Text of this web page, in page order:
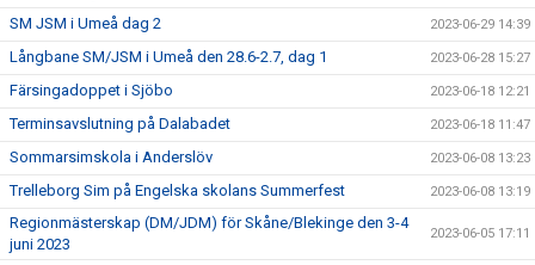
SM JSM i Umeå dag 2 2023-06-29 14:39
Långbane SM/JSM i Umeå den 28.6-2.7, dag 1 2023-06-28 15:27
Färsingadoppet i Sjöbo 2023-06-18 12:21
Terminsavslutning på Dalabadet 2023-06-18 11:47
Sommarsimskola i Anderslöv 2023-06-08 13:23
Trelleborg Sim på Engelska skolans Summerfest 2023-06-08 13:19
Regionmästerskap (DM/JDM) för Skåne/Blekinge den 3-4
juni 2023
2023-06-05 17:11